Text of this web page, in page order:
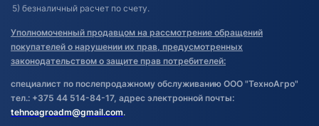
5) безналичный расчет по счету.
Уполномоченный продавцом на рассмотрение обращений
покупателей о нарушении их прав, предусмотренных
законодательством о защите прав потребителей:
специалист по послепродажному обслуживанию ООО "ТехноАгро"
тел.: +375 44 514-84-17, адрес электронной почты:
tehnoagroadm@gmail.com.